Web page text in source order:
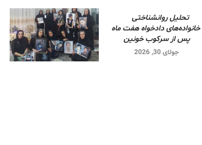
تحلیل روانشناختی
خانواده‌های دادخواه هفت ماه
پس از سرکوب خونین
جولای 30, 2026